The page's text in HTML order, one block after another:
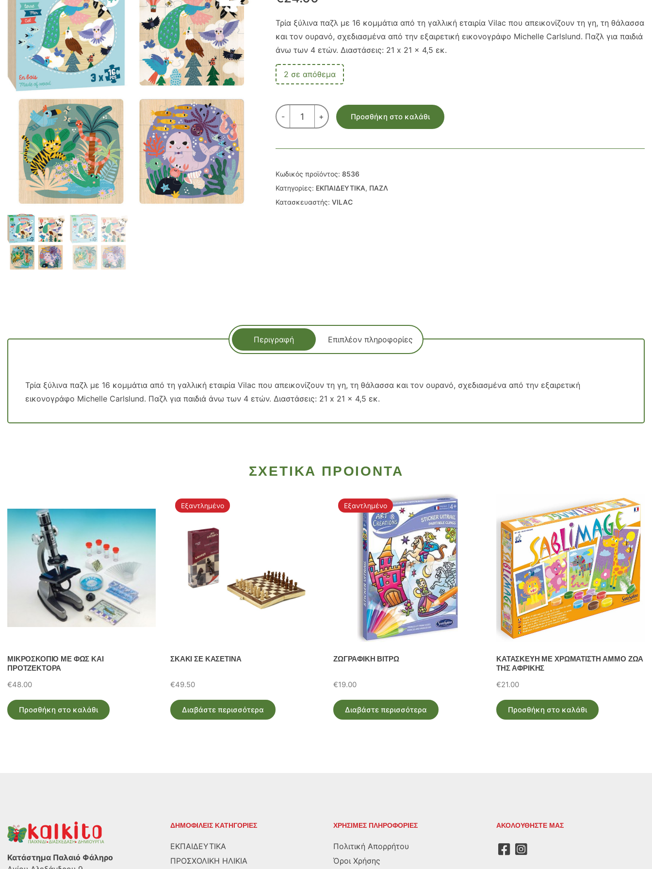
Τρία ξύλινα παζλ με 16 κομμάτια από τη γαλλική εταιρία Vilac που απεικονίζουν τη γη, τη θάλασσα
και τον ουρανό, σχεδιασμένα από την εξαιρετική εικονογράφο Michelle Carlslund. Παζλ για παιδιά
άνω των 4 ετών. Διαστάσεις: 21 x 21 x 4,5 εκ.
2 σε απόθεμα
-
ΞΥΛΙΝΟ
ΓΗ,ΘΑΛΑΣΣΑ,ΟΥΡΑΝΟΣ
x
ποσότητα
+ Προσθήκη στο καλάθι
Κωδικός προϊόντος: 8536
Κατηγορίες: ΕΚΠΑΙΔΕΥΤΙΚΑ, ΠΑΖΛ
Κατασκευαστής: VILAC
Περιγραφή Επιπλέον πληροφορίες
Τρία ξύλινα παζλ με 16 κομμάτια από τη γαλλική εταιρία Vilac που απεικονίζουν τη γη, τη θάλασσα και τον ουρανό, σχεδιασμένα από την εξαιρετική
εικονογράφο Michelle Carlslund. Παζλ για παιδιά άνω των 4 ετών. Διαστάσεις: 21 x 21 x 4,5 εκ.
ΣΧΕΤΙΚΑ ΠΡΟΙΟΝΤΑ
ΜΙΚΡΟΣΚΟΠΙΟ ΜΕ ΦΩΣ ΚΑΙ
ΠΡΟΤΖΕΚΤΟΡΑ
€48.00
Προσθήκη στο καλάθι
Εξαντλημένο
ΣΚΑΚΙ ΣΕ ΚΑΣΕΤΙΝΑ
€49.50
Διαβάστε περισσότερα
Εξαντλημένο
ΖΩΓΡΑΦΙΚΗ ΒΙΤΡΩ
€19.00
Διαβάστε περισσότερα
ΚΑΤΑΣΚΕΥΗ ΜΕ ΧΡΩΜΑΤΙΣΤΗ ΑΜΜΟ ΖΩΑ
ΤΗΣ ΑΦΡΙΚΗΣ
€21.00
Προσθήκη στο καλάθι
Κατάστημα Παλαιό Φάληρο
ΔΗΜΟΦΙΛΕΙΣ ΚΑΤΗΓΟΡΙΕΣ
ΕΚΠΑΙΔΕΥΤΙΚΑ
ΠΡΟΣΧΟΛΙΚΗ ΗΛΙΚΙΑ
ΧΡΗΣΙΜΕΣ ΠΛΗΡΟΦΟΡΙΕΣ
Πολιτική Απορρήτου
Όροι Χρήσης
ΑΚΟΛΟΥΘΗΣΤΕ ΜΑΣ